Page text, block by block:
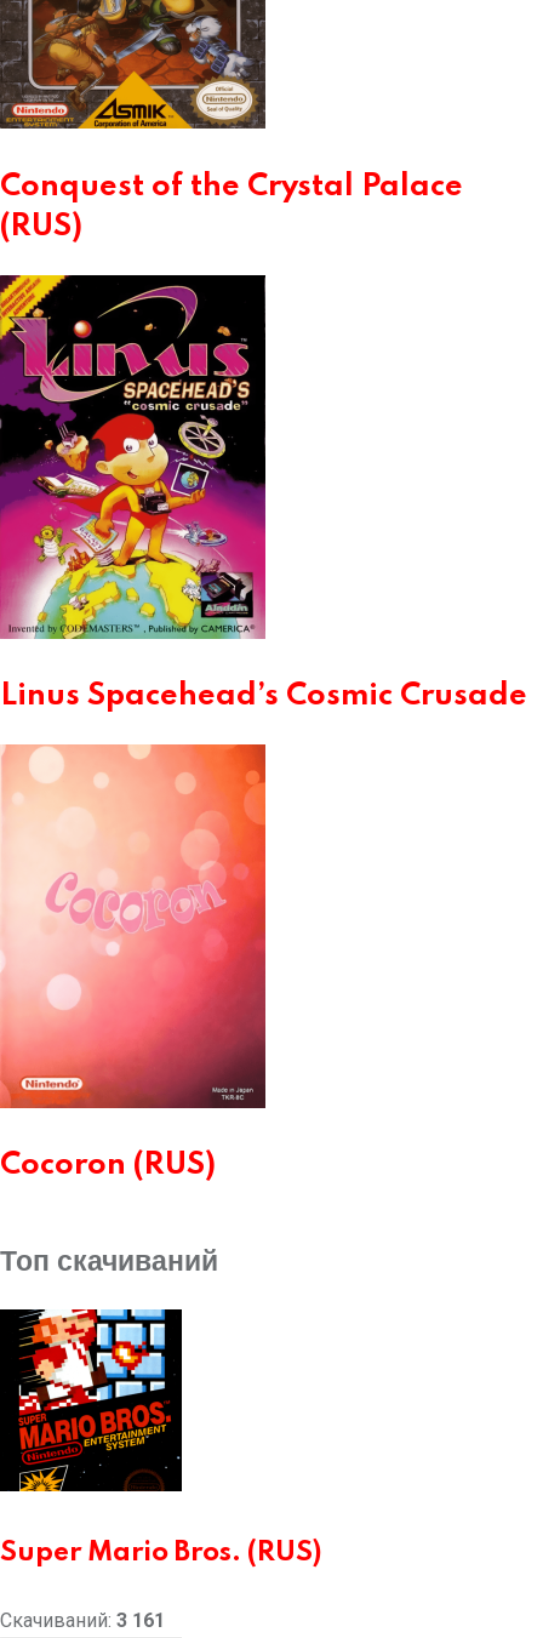
Conquest of the Crystal Palace
(RUS)
Linus Spacehead’s Cosmic Crusade
Cocoron (RUS)
Топ скачиваний
Super Mario Bros. (RUS)
Скачиваний: 3 161